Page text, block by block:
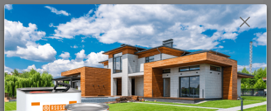
Menu
Hledat
+420 377 441 961 0ks
za 0,00 Kč